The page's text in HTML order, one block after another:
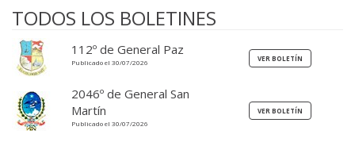
TODOS LOS BOLETINES
112º de General Paz
Publicado el 30/07/2026
2046º de General San
Martín
Publicado el 30/07/2026